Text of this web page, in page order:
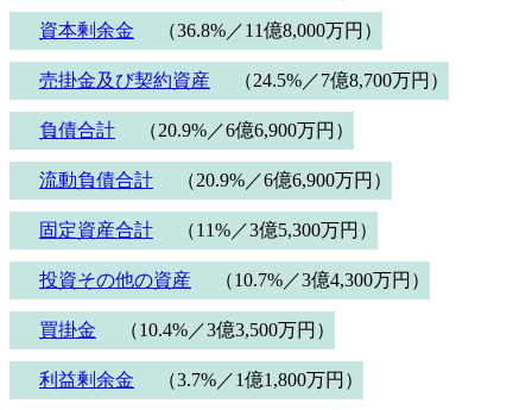
資本剰余金 （36.8%／11億8,000万円）
売掛金及び契約資産 （24.5%／7億8,700万円）
負債合計 （20.9%／6億6,900万円）
流動負債合計 （20.9%／6億6,900万円）
固定資産合計 （11%／3億5,300万円）
投資その他の資産 （10.7%／3億4,300万円）
買掛金 （10.4%／3億3,500万円）
利益剰余金 （3.7%／1億1,800万円）